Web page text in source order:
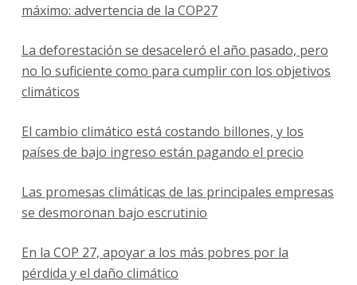
máximo: advertencia de la COP27
La deforestación se desaceleró el año pasado, pero
no lo suficiente como para cumplir con los objetivos
climáticos
El cambio climático está costando billones, y los
países de bajo ingreso están pagando el precio
Las promesas climáticas de las principales empresas
se desmoronan bajo escrutinio
En la COP 27, apoyar a los más pobres por la
pérdida y el daño climático